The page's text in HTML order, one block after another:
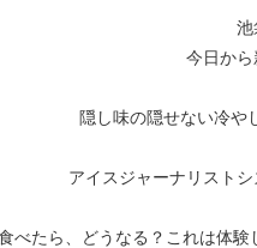
池
今日か
隠し味の隠せない冷や
アイスジャーナリストシ
べたら、どうなる？これは体験